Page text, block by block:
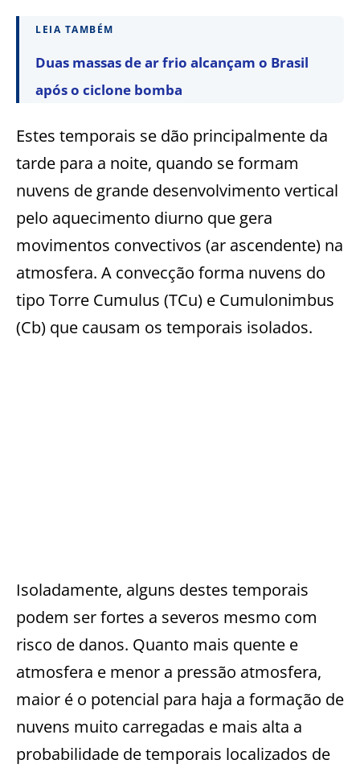
LEIA TAMBÉM
Duas massas de ar frio alcançam o Brasil
após o ciclone bomba
Estes temporais se dão principalmente da
tarde para a noite, quando se formam
nuvens de grande desenvolvimento vertical
pelo aquecimento diurno que gera
movimentos convectivos (ar ascendente) na
atmosfera. A convecção forma nuvens do
tipo Torre Cumulus (TCu) e Cumulonimbus
(Cb) que causam os temporais isolados.
Isoladamente, alguns destes temporais
podem ser fortes a severos mesmo com
risco de danos. Quanto mais quente e
atmosfera e menor a pressão atmosfera,
maior é o potencial para haja a formação de
nuvens muito carregadas e mais alta a
probabilidade de temporais localizados de